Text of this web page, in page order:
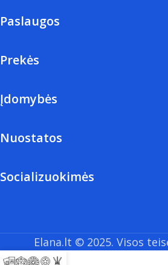
Paslaugos
Prekės
Įdomybės
Nuostatos
Socializuokimės
Elana.lt © 2025. Visos